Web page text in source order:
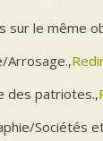
sur le même
Arrosage.,
des patriotes.,
Sociétés